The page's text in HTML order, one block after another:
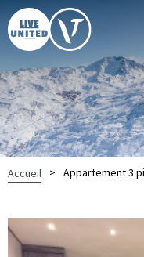
Accueil > Appartement 3